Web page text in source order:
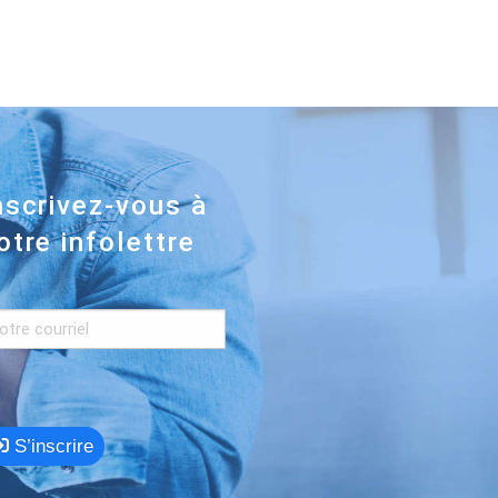
vous à
infolettre
S’inscrire